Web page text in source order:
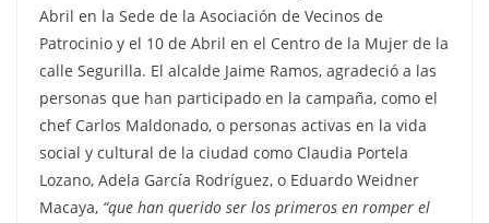
Abril en la Sede de la Asociación de Vecinos de
Patrocinio y el 10 de Abril en el Centro de la Mujer de la
calle Segurilla. El alcalde Jaime Ramos, agradeció a las
personas que han participado en la campaña, como el
chef Carlos Maldonado, o personas activas en la vida
social y cultural de la ciudad como Claudia Portela
Lozano, Adela García Rodríguez, o Eduardo Weidner
Macaya, “que han querido ser los primeros en romper el